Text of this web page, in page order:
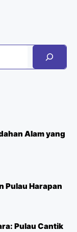
Alam yang
Pulau Harapan
Pulau Cantik